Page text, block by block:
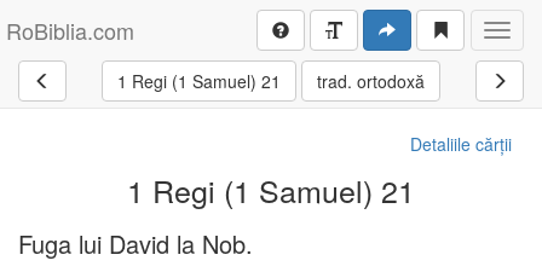
RoBiblia.com
1 Regi (1 Samuel) 21 trad. ortodoxă
Detaliile cărții
1 Regi (1 Samuel) 21
Fuga lui David la Nob.